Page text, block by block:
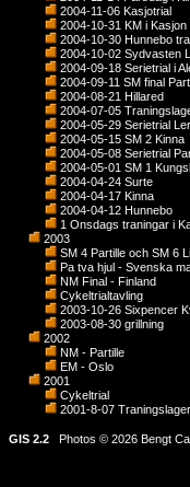
2004-11-06 Kasjotrial
2004-10-31 KM i Kasjon
2004-10-30 Hunnebo
2004-10-02 Sydvasten
2004-09-18 Serietrial i
2004-09-11 SM final
2004-08-21 Hillared
2004-07-05
2004-05-29 Serietrial
2004-05-15 SM 2 Kinna
2004-05-08 Serietrial
2004-05-01 SM 1
2004-04-24 Surte
2004-04-17 Kinna
2004-04-12 Hunnebo
1 Onsdags traningar i
2003
SM 4 Partille och SM 6
Pa tva hjul - Svenska
NM Final - Finland
Cykeltrialtavling
2003-10-26 Sixpencer
2003-08-30 grillning
2002
NM - Partille
EM - Oslo
2001
Cykeltrial
2001-8-07
GIS 2.2 Photos © 2026 Bengt